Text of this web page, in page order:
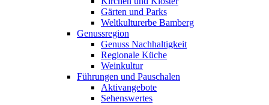
Gärten und Parks
Weltkulturerbe Bamberg
Genussregion
Genuss Nachhaltigkeit
Regionale Küche
Weinkultur
Führungen und Pauschalen
Aktivangebote
Sehenswertes